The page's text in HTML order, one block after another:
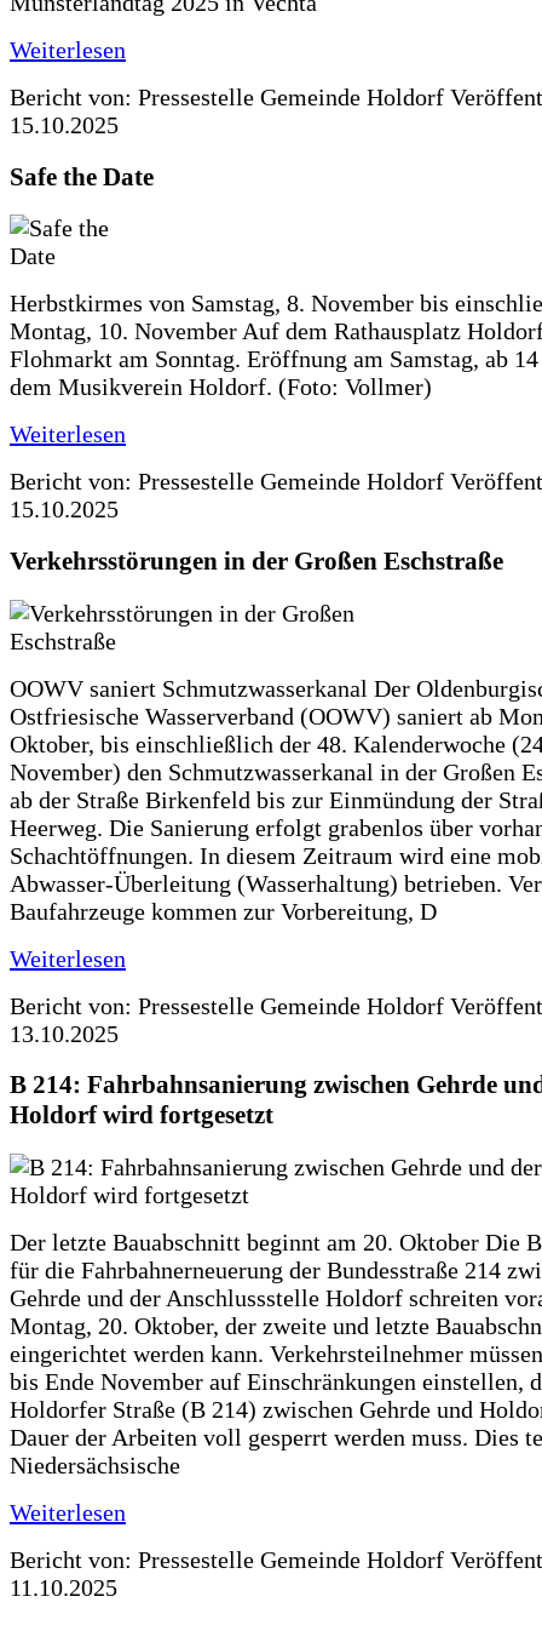
Weiterlesen
Bericht von: Pressestelle Gemeinde Holdorf
15.10.2025
Safe the Date
Herbstkirmes von Samstag, 8. November bis
Montag, 10. November Auf dem Rathausplatz
Flohmarkt am Sonntag. Eröffnung am Samstag, ab
dem Musikverein Holdorf. (Foto: Vollmer)
Weiterlesen
Bericht von: Pressestelle Gemeinde Holdorf
15.10.2025
Verkehrsstörungen in der Großen Eschstraße
OOWV saniert Schmutzwasserkanal Der
Ostfriesische Wasserverband (OOWV) saniert ab
Oktober, bis einschließlich der 48. Kalenderwoche
November) den Schmutzwasserkanal in der Großen
ab der Straße Birkenfeld bis zur Einmündung der
Heerweg. Die Sanierung erfolgt grabenlos über
Schachtöffnungen. In diesem Zeitraum wird eine
Abwasser-Überleitung (Wasserhaltung) betrieben.
Baufahrzeuge kommen zur Vorbereitung, D
Weiterlesen
Bericht von: Pressestelle Gemeinde Holdorf
13.10.2025
B 214: Fahrbahnsanierung zwischen Gehrde
Holdorf wird fortgesetzt
Der letzte Bauabschnitt beginnt am 20. Oktober Die
für die Fahrbahnerneuerung der Bundesstraße 214
Gehrde und der Anschlussstelle Holdorf schreiten
Montag, 20. Oktober, der zweite und letzte
eingerichtet werden kann. Verkehrsteilnehmer
bis Ende November auf Einschränkungen einstellen,
Holdorfer Straße (B 214) zwischen Gehrde und
Dauer der Arbeiten voll gesperrt werden muss. Dies
Niedersächsische
Weiterlesen
Bericht von: Pressestelle Gemeinde Holdorf
11.10.2025